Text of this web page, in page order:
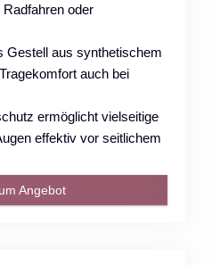
oder
Gestell aus synthetischem
auch bei
ermöglicht vielseitige
effektiv vor seitlichem
Angebot